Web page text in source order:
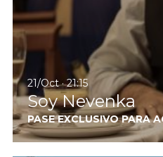
21/Oct · 21:15
Soy Nevenka
PASE EXCLUSIVO PARA